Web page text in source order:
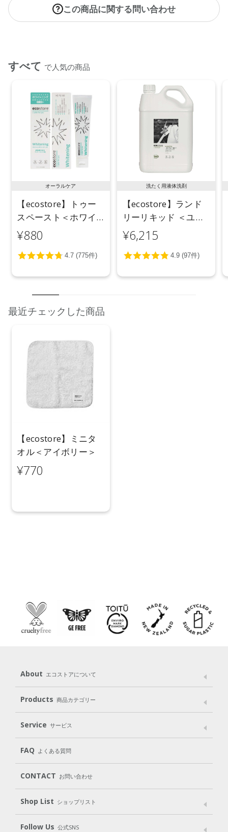
●素材の特性上、色落ちや毛羽落ちします。
●くずとりネットと洗濯ネットを併用し、単独洗いをしてくだ
●濡らしたり、汗などで湿った状態のタオルを放置しますと、
●パイル糸が引き抜けた場合は、引っ張らずにその部分をハサ
ミでカットしてください。
●タンブル乾燥を避け、洗濯後はすぐに形を整えて干してくだ
【商品サイズ】
縦25cm×横25cm
【原産国】
中国
【メーカー品番】
4570106721155
※通常はご注文より１～３営業日での発送となります。
●パッケージのリニューアル等の理由により、成分・処方が記
載と異なる場合がございます。
●予告なくパッケージ仕様が変更になる場合がございます。
この商品に関する問い合わせ
すべて で人気の商品
オーラルケア
【ecostore】トゥー
スペースト＜ホワイ
トニング＞ 100g
¥880
洗たく用液体洗剤
【ecostore】ランド
リーリキッド ＜ユー
カリ＞ 5L
¥6,215
最近チェックした商品
【ecostore】ミニタ
オル＜アイボリー＞
¥770
About エコストアについて
メッセージ ブランドストーリー
パッケージへのこだわり
動物実験をしない
Products 商品カテゴリー
Laundry
Body（ボディ） Hair（ヘア） Oral care（オーラルケア）
Goods （グッズ）
Gift set
Service サービス
User Guide
Subscription（定期便）
FAQ よくある質問
CONTACT お問い合わせ
Shop List ショップリスト
Shop List
Follow Us 公式SNS